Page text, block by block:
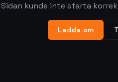
Sidan kunde inte starta
Ladda om